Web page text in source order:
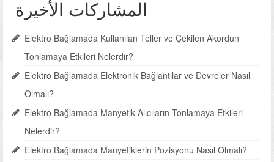
المشاركات الأخيرة
Elektro Bağlamada Kullanılan Teller ve Çekilen Akordun
Tonlamaya Etkileri Nelerdir?
Elektro Bağlamada Elektronik Bağlantılar ve Devreler Nasıl
Olmalı?
Elektro Bağlamada Manyetik Alıcıların Tonlamaya Etkileri
Nelerdir?
Elektro Bağlamada Manyetiklerin Pozisyonu Nasıl Olmalı?